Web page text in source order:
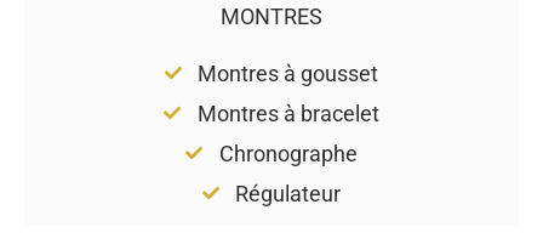
MONTRES
Montres à gousset
Montres à bracelet
Chronographe
Régulateur